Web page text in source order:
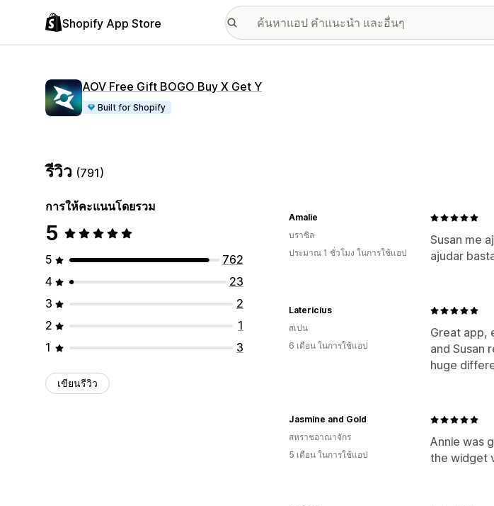
Shopify App Store
AOV Free Gift BOGO Buy X Get Y
Built for Shopify
รีวิว (791)
การให้คะแนนโดยรวม
5
5
762
4
23
3
2
2
1
1
3
เขียนรีวิว
Susan me
ajudar
Amalie
บราซิล
ประมาณ 1 ชั่วโมง ในการใช้แอป
Great app,
and Susan
huge
Latericius
สเปน
6 เดือน ในการใช้แอป
Annie was
the widget
Jasmine and Gold
สหราชอาณาจักร
5 เดือน ในการใช้แอป